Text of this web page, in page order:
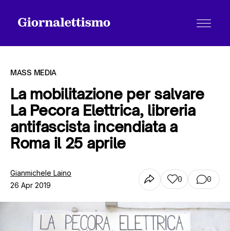
Tutti gli articoli
Contatti
MASS MEDIA
La mobilitazione per salvare
La Pecora Elettrica, libreria
antifascista incendiata a
Roma il 25 aprile
Gianmichele Laino
26 Apr 2019
0 0